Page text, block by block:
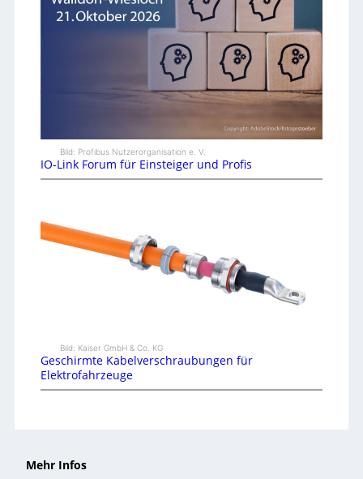
Bild: Profibus Nutzerorganisation e. V.
IO-Link Forum für Einsteiger und Profis
Bild: Kaiser GmbH & Co. KG
Geschirmte Kabelverschraubungen für
Elektrofahrzeuge
Mehr Infos